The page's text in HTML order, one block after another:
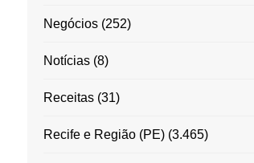
Negócios(252)
Notícias(8)
Receitas(31)
Recife e Região (PE)(3.465)